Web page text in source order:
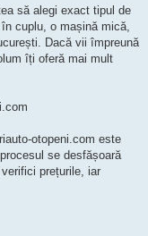
să alegi exact tipul de
cuplu, o mașină mică,
Dacă vii împreună
îți oferă mai mult
otopeni.com este
se desfășoară
prețurile, iar